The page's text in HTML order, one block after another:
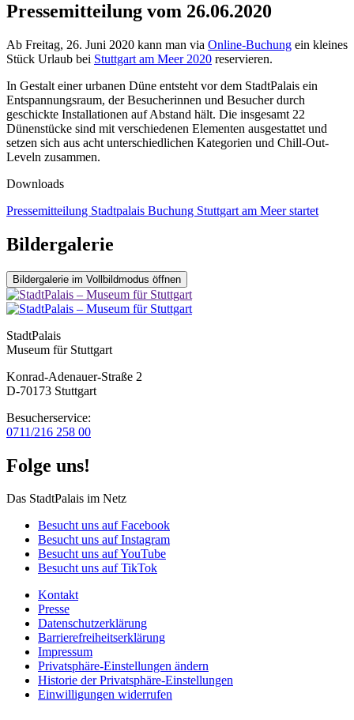
Pressemitteilung vom 26.06.2020
Ab Freitag, 26. Juni 2020 kann man via Online-Buchung ein kleines
Stück Urlaub bei Stuttgart am Meer 2020 reservieren.
In Gestalt einer urbanen Düne entsteht vor dem StadtPalais ein
Entspannungsraum, der Besucherinnen und Besucher durch
geschickte Installationen auf Abstand hält. Die insgesamt 22
Dünenstücke sind mit verschiedenen Elementen ausgestattet und
setzen sich aus acht unterschiedlichen Kategorien und Chill-Out-
Leveln zusammen.
Downloads
Pressemitteilung Stadtpalais Buchung Stuttgart am Meer startet
Bildergalerie
Bildergalerie im Vollbildmodus öffnen
StadtPalais
Museum für Stuttgart
Konrad-Adenauer-Straße 2
D-70173 Stuttgart
Besucherservice:
0711/216 258 00
Folge uns!
Das StadtPalais im Netz
Besucht uns auf Facebook
Besucht uns auf Instagram
Besucht uns auf YouTube
Besucht uns auf TikTok
Kontakt
Presse
Datenschutz­erklärung
Barrierefreiheitserklärung
Impressum
Privatsphäre-Einstellungen ändern
Historie der Privatsphäre-Einstellungen
Einwilligungen widerrufen